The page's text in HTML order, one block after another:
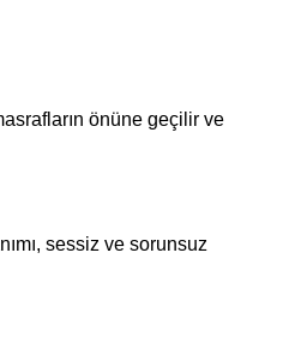
önüne geçilir ve
sessiz ve sorunsuz